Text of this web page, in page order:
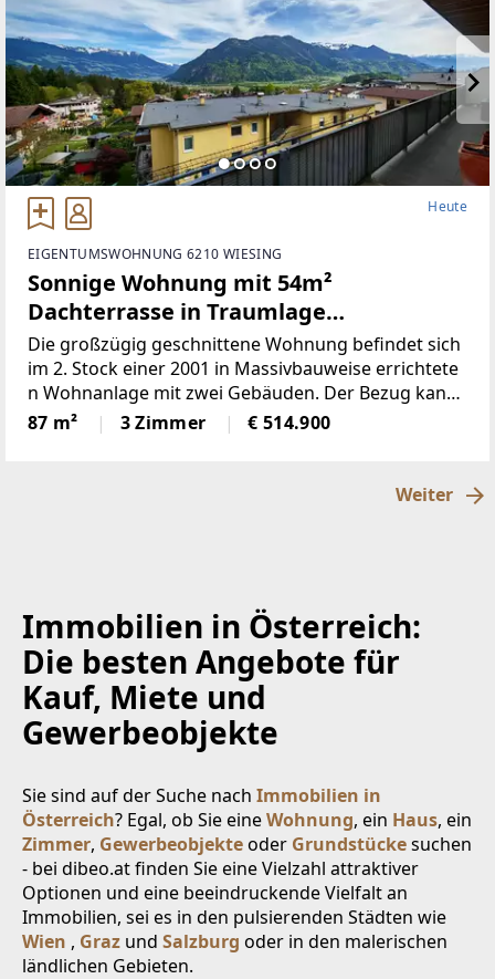
Heute
EIGENTUMSWOHNUNG 6210 WIESING
Sonnige Wohnung mit 54m²
Dachterrasse in Traumlage
(Provisionsfrei)
Die großzügig geschnittene Wohnung befindet sich
im 2. Stock einer 2001 in Massivbauweise errichtete
n Wohnanlage mit zwei Gebäuden. Der Bezug kann
nach
87 m² 3 Zimmer € 514.900
Weiter
Immobilien in Österreich:
Die besten Angebote für
Kauf, Miete und
Gewerbeobjekte
Sie sind auf der Suche nach Immobilien in
Österreich? Egal, ob Sie eineWohnung, ein Haus, ein
Zimmer, Gewerbeobjekteoder Grundstückesuchen
- bei dibeo.at finden Sie eine Vielzahl attraktiver
Optionen und eine beeindruckende Vielfalt an
Immobilien, sei es in den pulsierenden Städten wie
Wien , Graz und Salzburg oder in den malerischen
ländlichen Gebieten.